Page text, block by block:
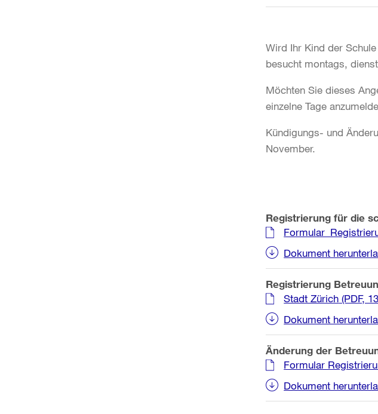
Wird Ihr Kind der
besucht montags,
Möchten Sie dieses
einzelne Tage
Kündigungs- und
November.
Registrierung für die
Dokument
Registrierung
Stadt Zürich (PDF,
Dokument
Änderung der
Formular
Dokument